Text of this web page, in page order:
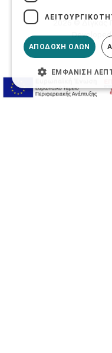
2026 © Δίγκας
Προσβασιμότητα
ΑΠΟΔΟΧΉ ΌΛΩΝ
ΕΜΦΆΝΙΣΗ